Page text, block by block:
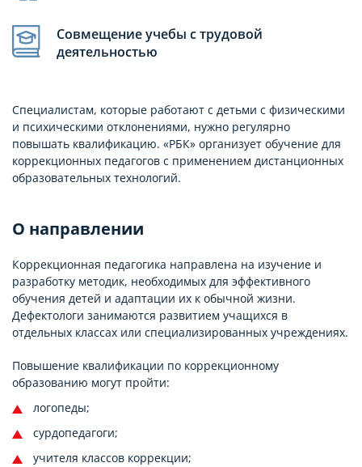
Совмещение учебы с трудовой
деятельностью
Специалистам, которые работают с детьми с физическими
и психическими отклонениями, нужно регулярно
повышать квалификацию. «РБК» организует обучение для
коррекционных педагогов с применением дистанционных
образовательных технологий.
О направлении
Коррекционная педагогика направлена на изучение и
разработку методик, необходимых для эффективного
обучения детей и адаптации их к обычной жизни.
Дефектологи занимаются развитием учащихся в
отдельных классах или специализированных учреждениях.
Повышение квалификации по коррекционному
образованию могут пройти:
логопеды;
сурдопедагоги;
учителя классов коррекции;